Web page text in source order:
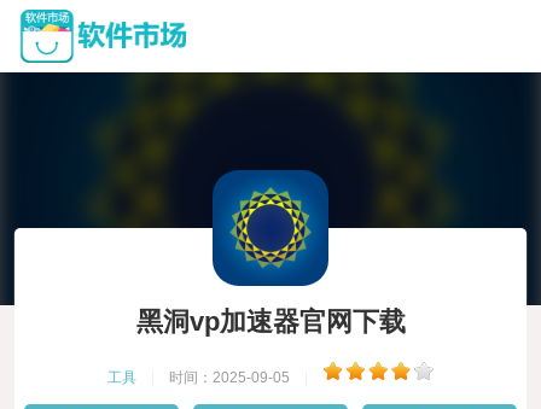
黑洞vp加速器官网下载
工具 时间：2025-09-05